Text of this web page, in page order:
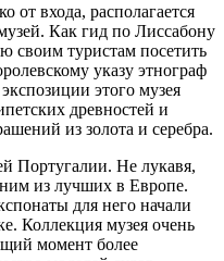
от входа, располагается
Как гид по Лиссабону
своим туристам посетить
указу этнограф
этого музея
древностей и
из золота и серебра.
Португалии. Не лукавя,
из лучших в Европе.
для него начали
Коллекция музея очень
момент более